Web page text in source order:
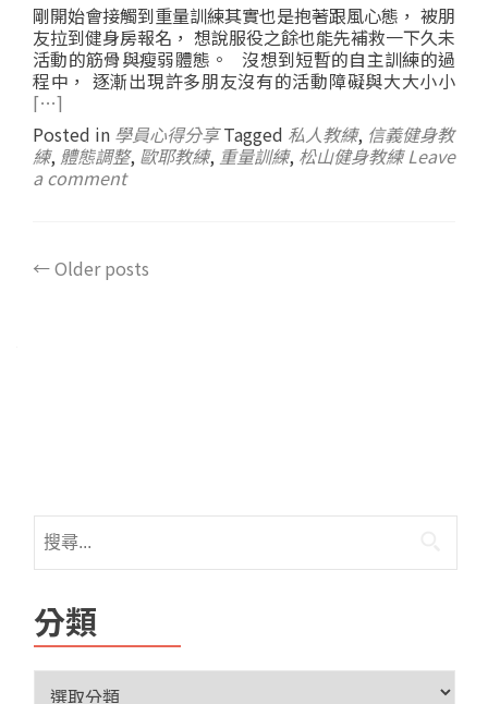
剛開始會接觸到重量訓練其實也是抱著跟風心態， 被朋
友拉到健身房報名， 想說服役之餘也能先補救一下久未
活動的筋骨與瘦弱體態。 沒想到短暫的自主訓練的過
程中， 逐漸出現許多朋友沒有的活動障礙與大大小小
[…]
Posted in 學員心得分享 Tagged 私人教練, 信義健身教
練, 體態調整, 歐耶教練, 重量訓練, 松山健身教練 Leave
a comment
←Older posts
分類